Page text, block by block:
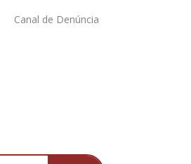
Canal de Denúncia